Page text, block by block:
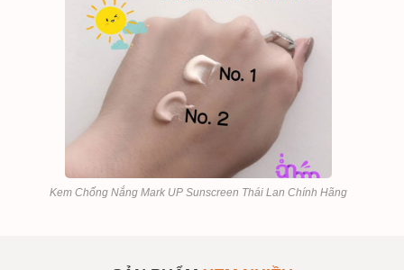
Kem Chống Nắng Mark UP Sunscreen Thái Lan Chính Hãng